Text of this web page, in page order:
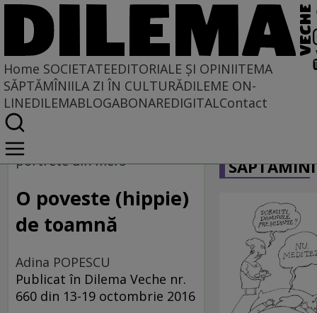
Home SOCIETATEEDITORIALE ȘI OPINIITEMA
SĂPTĂMÎNIILA ZI ÎN CULTURĂDILEME ON-
LINEDILEMABLOGABONAREDIGITALContact
Home
Societate
portrete din mers
O poveste (hippie)
de toamnă
Adina POPESCU
Publicat în Dilema Veche nr.
660 din 13-19 octombrie 2016